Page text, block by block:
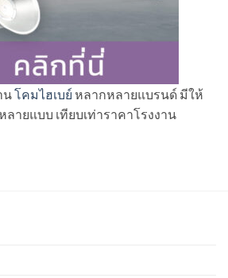
นโคมไฮเบย์ หลากหลายแบรนด์ มีให้
ลายแบบ เทียบเท่าราคาโรงงาน